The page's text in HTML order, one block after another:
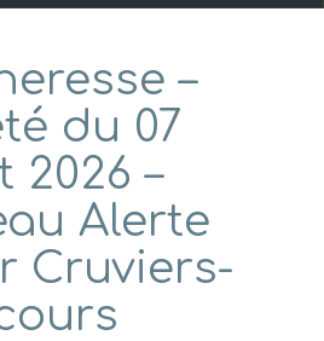
–
du 07
2026 –
Alerte
Cruviers-